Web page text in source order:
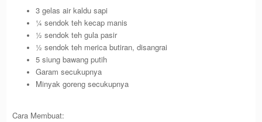
3 gelas air kaldu sapi
¼ sendok teh kecap manis
½ sendok teh gula pasir
½ sendok teh merica butiran, disangrai
5 siung bawang putih
Garam secukupnya
Minyak goreng secukupnya
Cara Membuat: